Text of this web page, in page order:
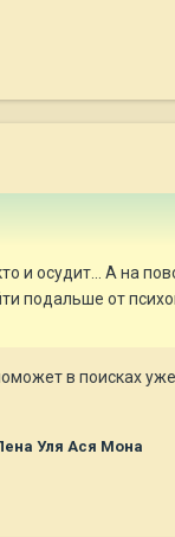
и осудит... А на
подальше от
в поисках
Уля Ася Мона